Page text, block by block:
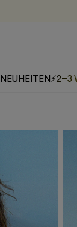
NEUHEITEN⚡2-3